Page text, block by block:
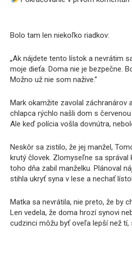
Bolo tam len niekoľko riadkov:
„Ak nájdete tento lístok a nevrátim
moje dieťa. Doma nie je bezpečne.
Možno už nie som nažive.”
Mark okamžite zavolal záchranárov
chlapca rýchlo našli dom s
Ale keď polícia vošla dovnútra,
Neskôr sa zistilo, že jej manžel,
krutý človek. Zlomyseľne sa správal
toho dňa zabil manželku. Plánoval
stihla ukryť syna v lese a nechať
Matka sa nevrátila, nie preto, že by
Len vedela, že doma hrozí synovi
cudzinci môžu byť oveľa lepší než tí,